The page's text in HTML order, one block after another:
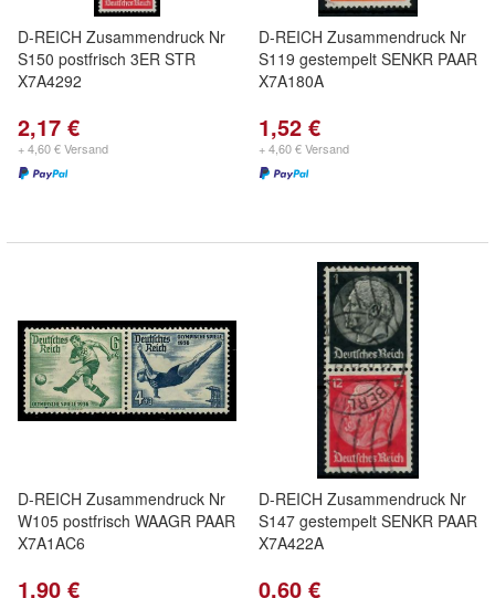
D-REICH Zusammendruck Nr
S150 postfrisch 3ER STR
X7A4292
2,17 €
+ 4,60 € Versand
D-REICH Zusammendruck Nr
S119 gestempelt SENKR PAAR
X7A180A
1,52 €
+ 4,60 € Versand
D-REICH Zusammendruck Nr
W105 postfrisch WAAGR PAAR
X7A1AC6
1,90 €
D-REICH Zusammendruck Nr
S147 gestempelt SENKR PAAR
X7A422A
0,60 €